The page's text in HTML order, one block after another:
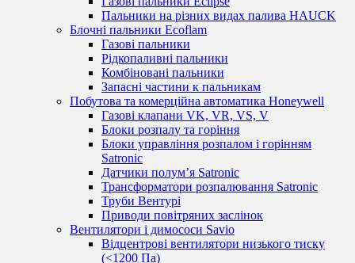
Пальники на різних видах палива HAUCK
Блочні пальники Ecoflam
Газові пальники
Рідкопаливні пальники
Комбіновані пальники
Запасні частини к пальникам
Побутова та комерційна автоматика Honeywell
Газові клапани VK, VR, VS, V
Блоки розпалу та горіння
Блоки управління розпалом і горінням
Satronic
Датчики полум’я Satronic
Трансформатори розпалювання Satronic
Труби Вентурі
Приводи повітряних заслінок
Вентилятори і димососи Savio
Відцентрові вентилятори низького тиску
(<1200 Па)